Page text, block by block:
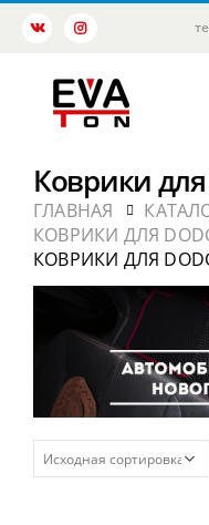
Коврики
ГЛАВНАЯ
КОВРИКИ ДЛЯ
КОВРИКИ ДЛЯ